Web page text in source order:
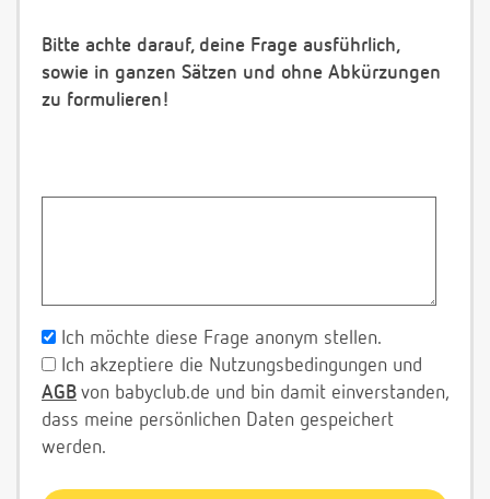
Bitte achte darauf, deine Frage ausführlich,
sowie in ganzen Sätzen und ohne Abkürzungen
zu formulieren!
Ich möchte diese Frage anonym stellen.
Ich akzeptiere die Nutzungsbedingungen und
AGB von babyclub.de und bin damit einverstanden,
dass meine persönlichen Daten gespeichert
werden.